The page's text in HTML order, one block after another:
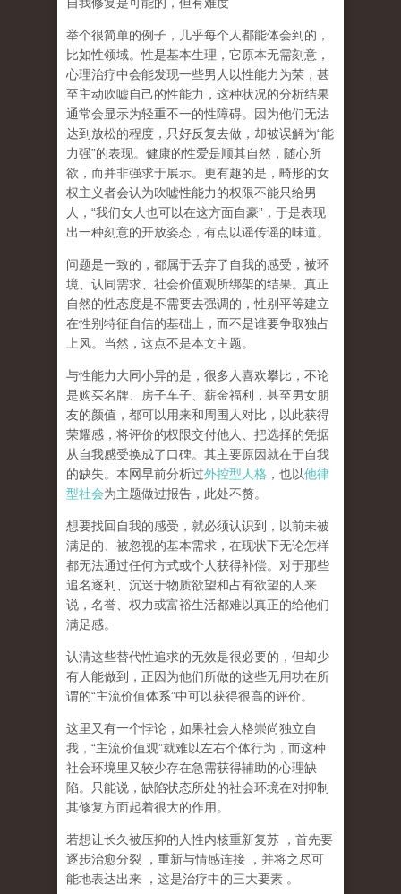
举个很简单的例子，几乎每个人都能体会到的，
比如性领域。性是基本生理，它原本无需刻意，
心理治疗中会能发现一些男人以性能力为荣，甚
至主动吹嘘自己的性能力，这种状况的分析结果
通常会显示为轻重不一的性障碍。因为他们无法
达到放松的程度，只好反复去做，却被误解为“能
力强”的表现。健康的性爱是顺其自然，随心所
欲，而并非强求于展示。更有趣的是，畸形的女
权主义者会认为吹嘘性能力的权限不能只给男
人， “我们女人也可以在这方面自豪” ，于是表现
出一种刻意的开放姿态，有点以谣传谣的味道。
问题是一致的，都属于丢弃了自我的感受，被环
境、认同需求、社会价值观所绑架的结果。真正
自然的性态度是不需要去强调的，性别平等建立
在性别特征自信的基础上，而不是谁要争取独占
上风。当然，这点不是本文主题。
与性能力大同小异的是，很多人喜欢攀比，不论
是购买名牌、房子车子、薪金福利，甚至男女朋
友的颜值，都可以用来和周围人对比，以此获得
荣耀感，将评价的权限交付他人、把选择的凭据
从自我感受换成了口碑。其主要原因就在于自我
的缺失。本网早前分析过外控型人格 ，也以他律
型社会为主题做过报告，此处不赘。
想要找回自我的感受，就必须认识到，以前未被
满足的、被忽视的基本需求，在现状下无论怎样
都无法通过任何方式或个人获得补偿。对于那些
追名逐利、沉迷于物质欲望和占有欲望的人来
说，名誉、权力或富裕生活都难以真正的给他们
满足感。
认清这些替代性追求的无效是很必要的，但却少
有人能做到，正因为他们所做的这些无用功在所
谓的“主流价值体系”中可以获得很高的评价。
这里又有一个悖论，如果社会人格崇尚独立自
我， “主流价值观”就难以左右个体行为，而这种
社会环境里又较少存在急需获得辅助的心理缺
陷。只能说， 缺陷状态所处的社会环境在对抑制
其修复方面起着很大的作用。
若想让长久被压抑的人性内核重新复苏
，首先要
逐步治愈分裂
，重新与情感连接
，并将之尽可
能地表达出来
，这是治疗中的三大要素 。